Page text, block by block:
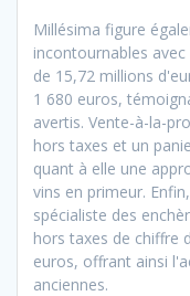
Millésima figure
incontournables
de 15,72 millions
1 680 euros,
avertis. Vente-à-la-
hors taxes et un
quant à elle une
vins en primeur.
spécialiste des
hors taxes de chiffre
euros, offrant ainsi
anciennes.